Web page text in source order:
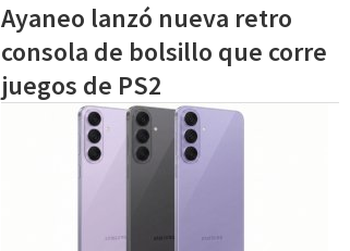
Ayaneo lanzó nueva retro
consola de bolsillo que corre
juegos de PS2